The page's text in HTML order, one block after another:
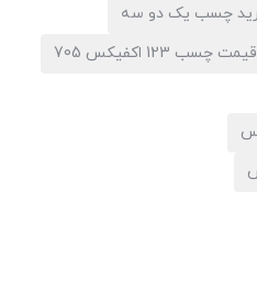
چسب یک دو سه
قیمت چسب 123 اکفیکس 705